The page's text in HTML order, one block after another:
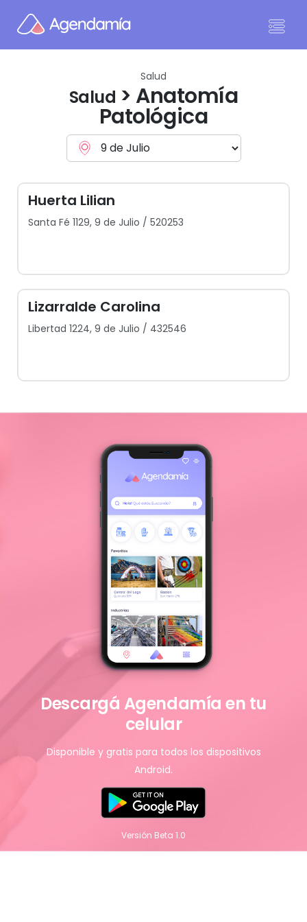
Salud
Salud > Anatomía
Patológica
Huerta Lilian
Santa Fé 1129, 9 de Julio / 520253
Lizarralde Carolina
Libertad 1224, 9 de Julio / 432546
Descargá Agendamía en tu
celular
Disponible y gratis para todos los dispositivos
Android.
Versión Beta 1.0